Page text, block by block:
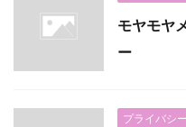
モヤモヤ
ー
プライバシ